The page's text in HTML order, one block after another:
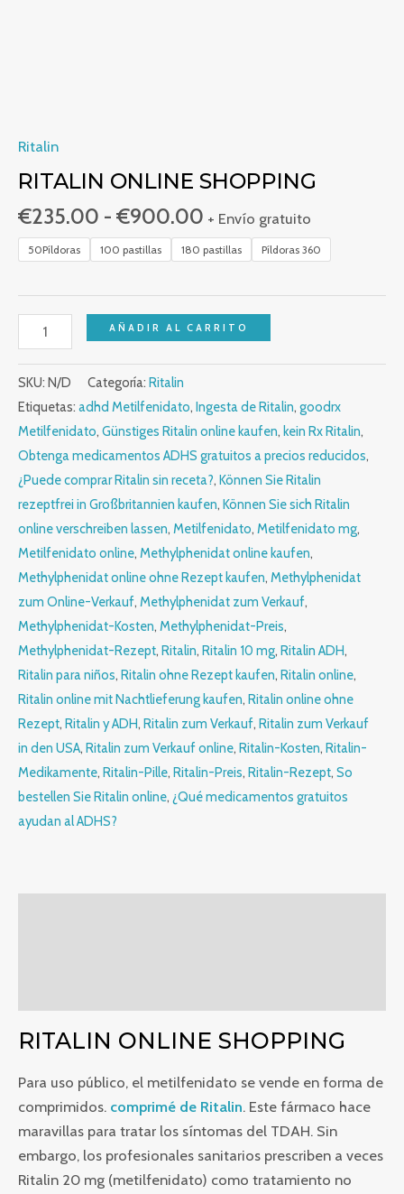
Ritalin
RITALIN ONLINE SHOPPING
€235.00 - €900.00 + Envío gratuito
50Píldoras 100 pastillas 180 pastillas Píldoras 360
AÑADIR AL CARRITO
SKU: N/D Categoría: Ritalin
Etiquetas: adhd Metilfenidato, Ingesta de Ritalin, goodrx
Metilfenidato, Günstiges Ritalin online kaufen, kein Rx Ritalin,
Obtenga medicamentos ADHS gratuitos a precios reducidos,
¿Puede comprar Ritalin sin receta?, Können Sie Ritalin
rezeptfrei in Großbritannien kaufen, Können Sie sich Ritalin
online verschreiben lassen, Metilfenidato, Metilfenidato mg,
Metilfenidato online, Methylphenidat online kaufen,
Methylphenidat online ohne Rezept kaufen, Methylphenidat
zum Online-Verkauf, Methylphenidat zum Verkauf,
Methylphenidat-Kosten, Methylphenidat-Preis,
Methylphenidat-Rezept, Ritalin, Ritalin 10 mg, Ritalin ADH,
Ritalin para niños, Ritalin ohne Rezept kaufen, Ritalin online,
Ritalin online mit Nachtlieferung kaufen, Ritalin online ohne
Rezept, Ritalin y ADH, Ritalin zum Verkauf, Ritalin zum Verkauf
in den USA, Ritalin zum Verkauf online, Ritalin-Kosten, Ritalin-
Medikamente, Ritalin-Pille, Ritalin-Preis, Ritalin-Rezept, So
bestellen Sie Ritalin online, ¿Qué medicamentos gratuitos
ayudan al ADHS?
RITALIN ONLINE SHOPPING
Para uso público, el metilfenidato se vende en forma de
comprimidos. comprimé de Ritalin. Este fármaco hace
maravillas para tratar los síntomas del TDAH. Sin
embargo, los profesionales sanitarios prescriben a veces
Ritalin 20 mg (metilfenidato) como tratamiento no